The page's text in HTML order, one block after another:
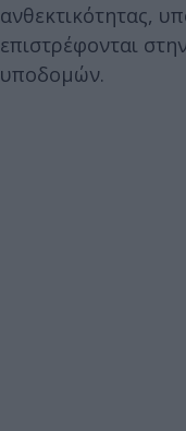
ανθεκτικότητας,
επιστρέφονται
υποδομών.